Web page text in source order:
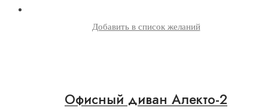
Добавить в список желаний
Офисный диван Алекто-2